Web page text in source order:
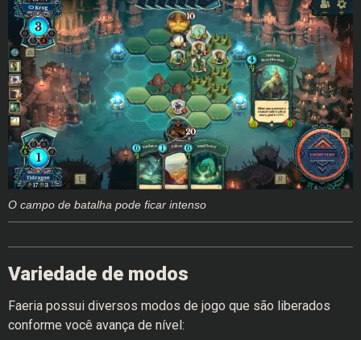
O campo de batalha pode ficar intenso
Variedade de modos
Faeria possui diversos modos de jogo que são liberados
conforme você avança de nível: